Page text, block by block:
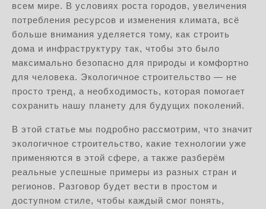
всем мире. В условиях роста городов, увеличения
потребления ресурсов и изменения климата, всё
больше внимания уделяется тому, как строить
дома и инфраструктуру так, чтобы это было
максимально безопасно для природы и комфортно
для человека. Экологичное строительство — не
просто тренд, а необходимость, которая помогает
сохранить нашу планету для будущих поколений.
В этой статье мы подробно рассмотрим, что значит
экологичное строительство, какие технологии уже
применяются в этой сфере, а также разберём
реальные успешные примеры из разных стран и
регионов. Разговор будет вести в простом и
доступном стиле, чтобы каждый смог понять,